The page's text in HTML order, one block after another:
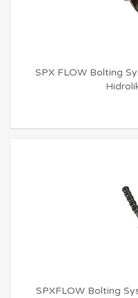
SPX FLOW Bolting
SPXFLOW Bolting